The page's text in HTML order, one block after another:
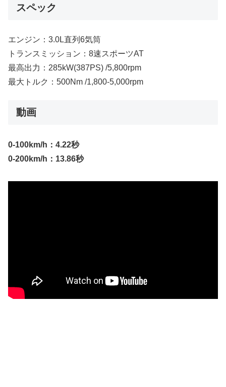
スペック
エンジン：3.0L直列6気筒
トランスミッション：8速スポーツAT
最高出力：285kW(387PS) /5,800rpm
最大トルク：500Nm /1,800-5,000rpm
動画
0-100km/h：4.22秒
0-200km/h：13.86秒